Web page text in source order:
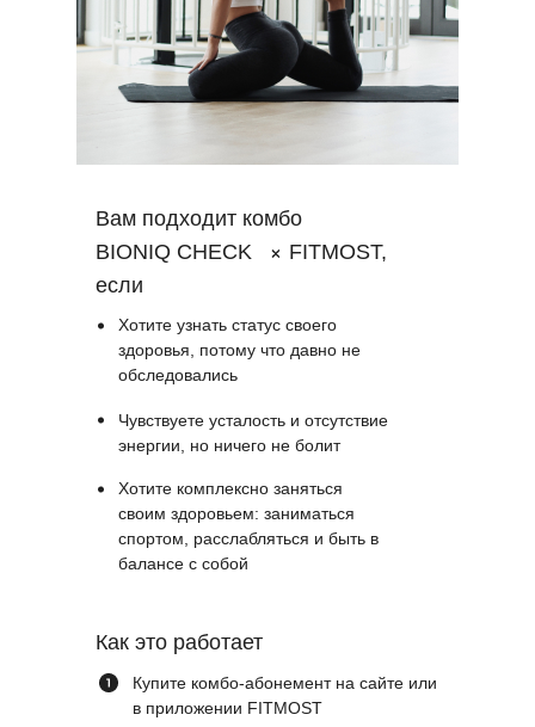
Хотите узнать статус своего
здоровья, потому что давно не
обследовались
Чувствуете усталость и отсутствие
энергии, но ничего не болит
Хотите комплексно заняться
своим здоровьем: заниматься
спортом, расслабляться и быть в
балансе с собой
Купите комбо-абонемент на сайте или
в приложении FITMOST
Вам подходит комбо
FITMOST,
BIONIQ CHECK
если
Как это работает